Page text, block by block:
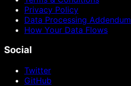
Privacy Policy
Data Processing Addendum
How Your Data Flows
Social
Twitter
GitHub